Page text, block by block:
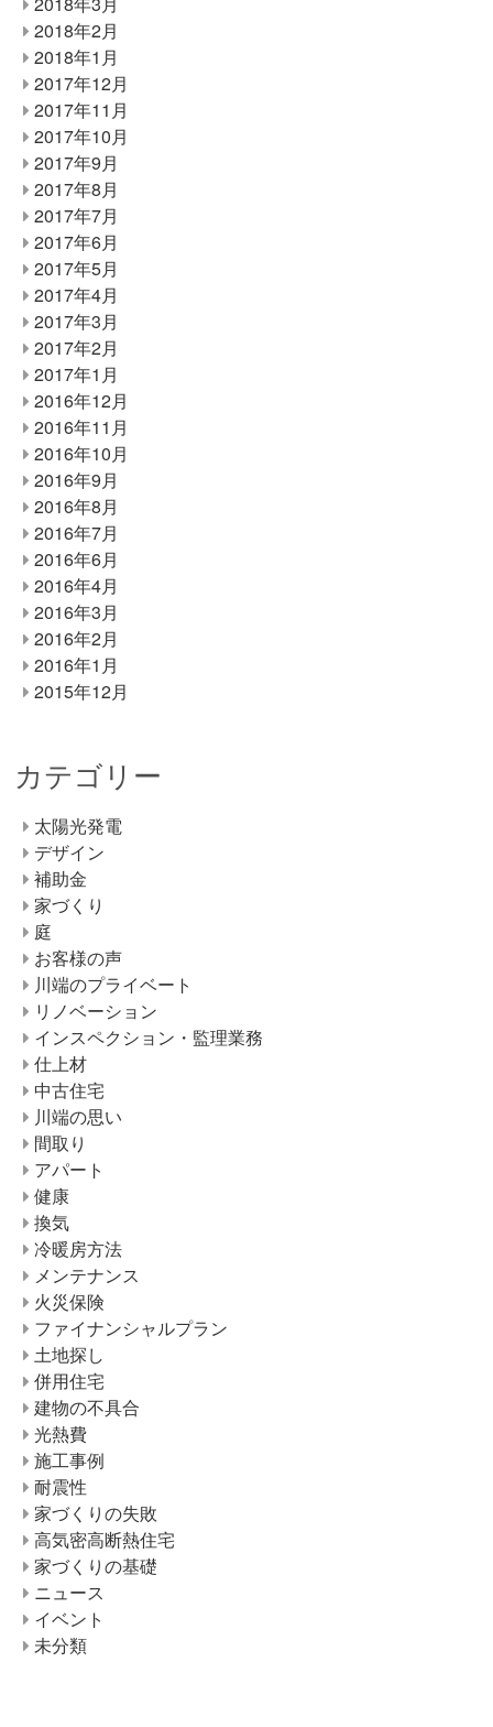
2018年2月
2018年1月
2017年12月
2017年11月
2017年10月
2017年9月
2017年8月
2017年7月
2017年6月
2017年5月
2017年4月
2017年3月
2017年2月
2017年1月
2016年12月
2016年11月
2016年10月
2016年9月
2016年8月
2016年7月
2016年6月
2016年4月
2016年3月
2016年2月
2016年1月
2015年12月
カテゴリー
太陽光発電
デザイン
補助金
家づくり
庭
お客様の声
川端のプライベート
リノベーション
インスペクション・監理業務
仕上材
中古住宅
川端の思い
間取り
アパート
健康
換気
冷暖房方法
メンテナンス
火災保険
ファイナンシャルプラン
土地探し
併用住宅
建物の不具合
光熱費
施工事例
耐震性
家づくりの失敗
高気密高断熱住宅
家づくりの基礎
ニュース
イベント
未分類